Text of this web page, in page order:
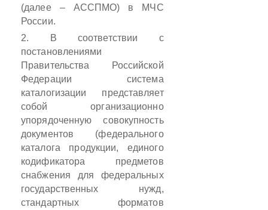
(далее – АССПМО) в МЧС
России.
2.
В соответствии с
постановлениями
Правительства Российской
Федерации система
каталогизации представляет
собой организационно
упорядоченную совокупность
документов (федерального
каталога продукции, единого
кодификатора предметов
снабжения для федеральных
государственных нужд,
стандартных форматов